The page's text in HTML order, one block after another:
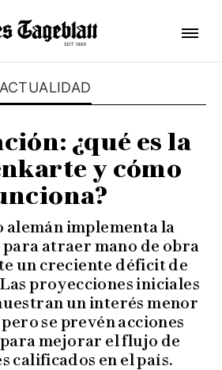
ACTUALIDAD
¿qué es la
y cómo
alemán implementa la
atraer mano de obra
un creciente déficit de
proyecciones iniciales
un interés menor
se prevén acciones
mejorar el flujo de
calificados en el país.